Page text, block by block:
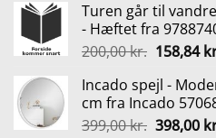
pris
var:
430,00
Turen går til
- Hæftet fra
200,00kr. Den
pris
var:
200,00
158,84
Incado spejl -
cm fra Incado
399,00kr. Den
398,00